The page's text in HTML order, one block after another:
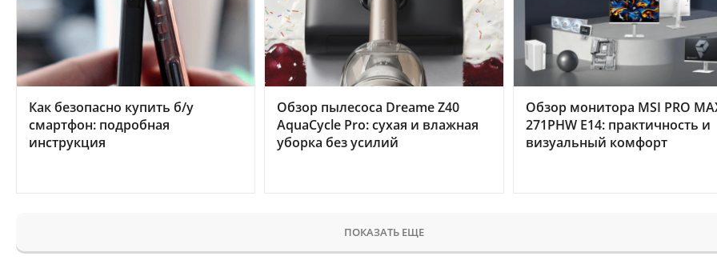
Как безопасно купить б/у
смартфон: подробная
инструкция
Обзор пылесоса Dreame Z40
AquaCycle Pro: сухая и влажная
уборка без усилий
Обзор монитора MSI PRO
271PHW E14: практичность и
визуальный комфорт
ПОКАЗАТЬ ЕЩЕ